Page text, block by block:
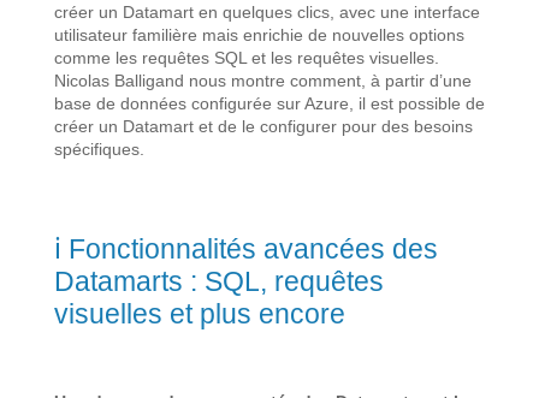
créer un Datamart en quelques clics, avec une interface
utilisateur familière mais enrichie de nouvelles options
comme les requêtes SQL et les requêtes visuelles.
Nicolas Balligand nous montre comment, à partir d’une
base de données configurée sur Azure, il est possible de
créer un Datamart et de le configurer pour des besoins
spécifiques.
ℹ️ Fonctionnalités avancées des
Datamarts : SQL, requêtes
visuelles et plus encore